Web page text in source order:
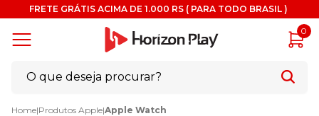
FRETE GRÁTIS ACIMA DE 1.000 RS ( PARA TODO BRASIL )
0
Home|Produtos Apple|Apple Watch